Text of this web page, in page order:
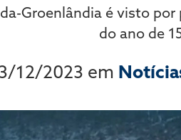
Groenlândia é visto
do ano de
12/2023 em